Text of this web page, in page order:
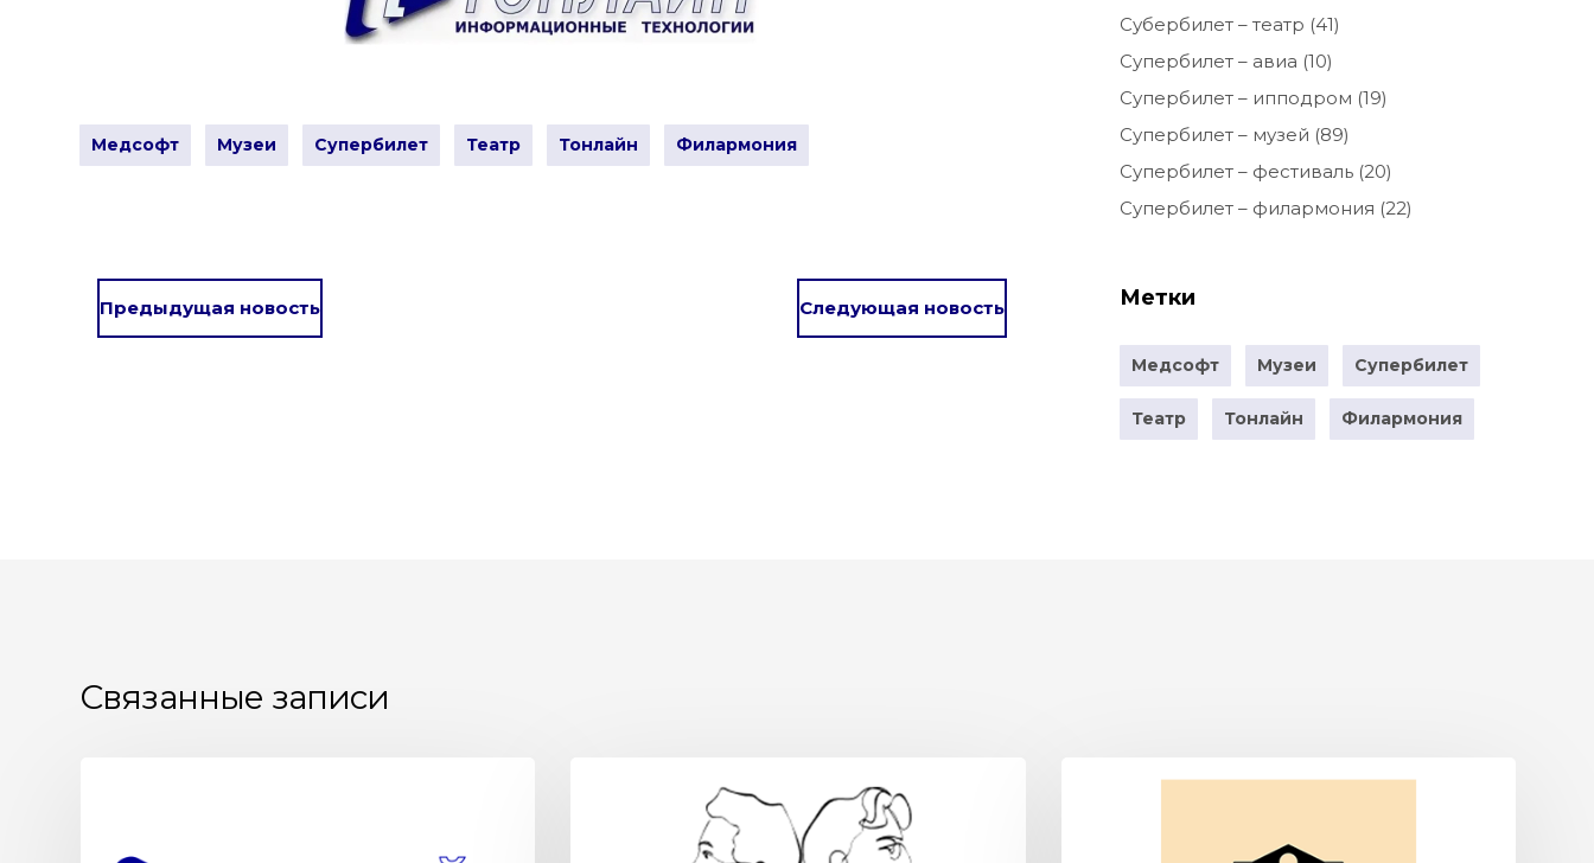
Медсофт Музеи Супербилет Театр Тонлайн Филармония
Предыдущая новость Следующая новость
Субербилет – театр (41)
Супербилет – авиа (10)
Супербилет – ипподром (19)
Супербилет – музей (89)
Супербилет – фестиваль(20)
Супербилет – филармония (22)
Метки
Медсофт Музеи Супербилет
Театр Тонлайн Филармония
Связанные записи